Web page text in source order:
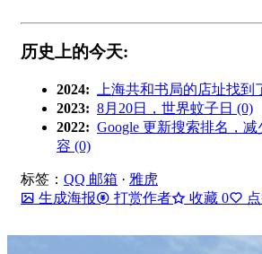
历史上的今天:
2024:
上海共和书局的店址找到
2023: 8月20日，世界蚊子日 (0)
2022: Google 更新搜索排名，
容 (0)
标签： QQ 邮箱 · 雅虎
生成海报
打赏作者 收藏 0